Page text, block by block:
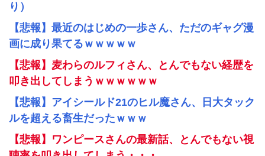
り）
【悲報】最近のはじめの一歩さん、ただのギャグ漫
画に成り果てるｗｗｗｗｗ
【悲報】麦わらのルフィさん、とんでもない経歴を
叩き出してしまうｗｗｗｗｗｗ
【悲報】アイシールド21のヒル魔さん、日大タック
ルを超える畜生だったｗｗｗ
【悲報】ワンピースさんの最新話、とんでもない視